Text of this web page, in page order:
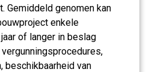
Gemiddeld genomen kan
enkele
of langer in beslag
beschikbaarheid van